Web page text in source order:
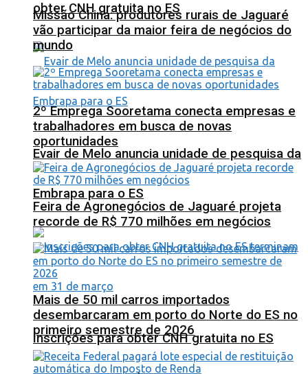
obter CNH gratuita no ES
Evair de Melo anuncia unidade de pesquisa da
Embrapa para o ES
Inscrições para obter CNH gratuita no ES
Missão China: produtores rurais de Jaguaré
vão participar da maior feira de negócios do
mundo
2º Emprega Sooretama conecta empresas e
trabalhadores em busca de novas
oportunidades
Feira de Agronegócios de Jaguaré projeta
recorde de R$ 770 milhões em negócios
Mais de 50 mil carros importados
desembarcaram em porto do Norte do ES no
primeiro semestre de 2026